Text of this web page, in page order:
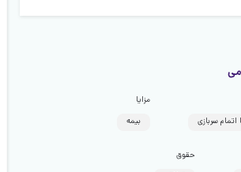
سربازی
مزایا
بیمه
حقوق